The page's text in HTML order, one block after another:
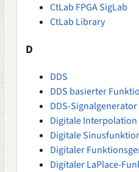
CtLab FPGA SigLab
CtLab Library
D
DDS
DDS basierter
DDS-Signalgenerator
Digitale
Digitale
Digitaler
Digitaler LaPlace-